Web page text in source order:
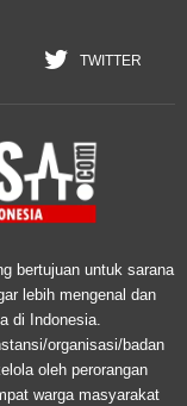
TWITTER
bertujuan untuk sarana
lebih mengenal dan
di Indonesia.
organisasi/badan
oleh perorangan
warga masyarakat